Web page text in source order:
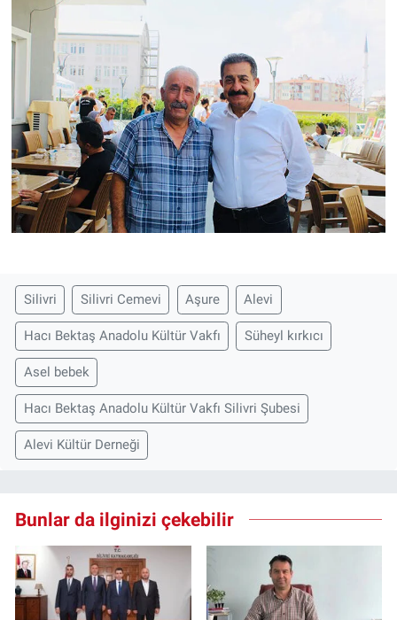
Silivri Silivri Cemevi Aşure Alevi
Hacı Bektaş Anadolu Kültür Vakfı Süheyl kırkıcı
Asel bebek
Hacı Bektaş Anadolu Kültür Vakfı Silivri Şubesi
Alevi Kültür Derneği
Bunlar da ilginizi çekebilir